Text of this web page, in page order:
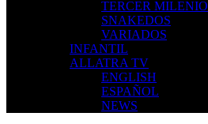
TERCER MILENIO
SNAKEDOS
VARIADOS
INFANTIL
ALLATRA TV
ENGLISH
ESPAÑOL
NEWS